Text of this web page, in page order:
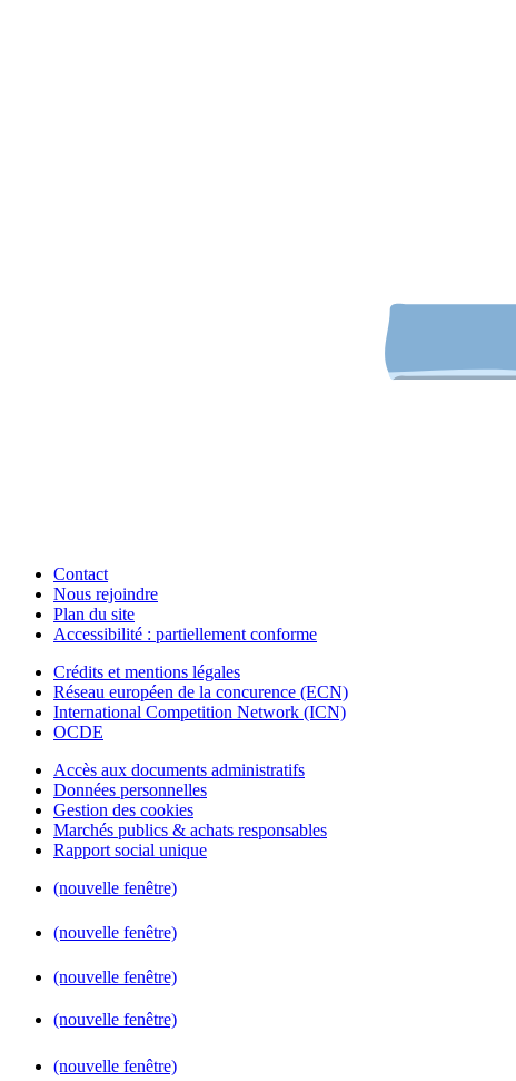
Contact
Nous rejoindre
Plan du site
Accessibilité : partiellement conforme
Crédits et mentions légales
Réseau européen de la concurence (ECN)
International Competition Network (ICN)
OCDE
Accès aux documents administratifs
Données personnelles
Gestion des cookies
Marchés publics & achats responsables
Rapport social unique
(nouvelle fenêtre)
(nouvelle fenêtre)
(nouvelle fenêtre)
(nouvelle fenêtre)
(nouvelle fenêtre)